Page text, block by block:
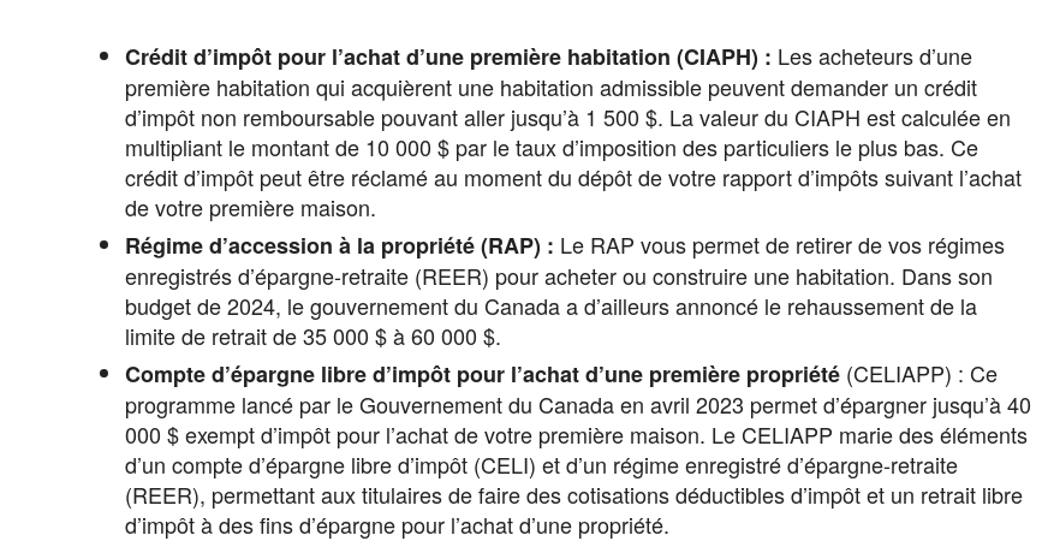
Crédit d’impôt pour l’achat d’une première habitation (CIAPH) : Les acheteurs d’une
première habitation qui acquièrent une habitation admissible peuvent demander un crédit
d’impôt non remboursable pouvant aller jusqu’à 1 500 $. La valeur du CIAPH est calculée en
multipliant le montant de 10 000 $ par le taux d’imposition des particuliers le plus bas. Ce
crédit d’impôt peut être réclamé au moment du dépôt de votre rapport d’impôts suivant l’achat
de votre première maison.
Régime d’accession à la propriété (RAP) : Le RAP vous permet de retirer de vos régimes
enregistrés d’épargne-retraite (REER) pour acheter ou construire une habitation. Dans son
budget de 2024, le gouvernement du Canada a d’ailleurs annoncé le rehaussement de la
limite de retrait de 35 000 $ à 60 000 $.
Compte d’épargne libre d’impôt pour l’achat d’une première propriété (CELIAPP) : Ce
programme lancé par le Gouvernement du Canada en avril 2023 permet d’épargner jusqu’à 40
000 $ exempt d’impôt pour l’achat de votre première maison. Le CELIAPP marie des éléments
d’un compte d’épargne libre d’impôt (CELI) et d’un régime enregistré d’épargne-retraite
(REER), permettant aux titulaires de faire des cotisations déductibles d’impôt et un retrait libre
d’impôt à des fins d’épargne pour l’achat d’une propriété.